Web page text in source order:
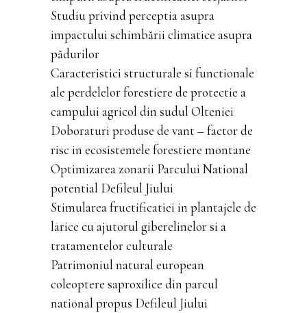
Studiu privind perceptia asupra
impactului schimbării climatice asupra
pădurilor
Caracteristici structurale si functionale
ale perdelelor forestiere de protectie a
campului agricol din sudul Olteniei
Doboraturi produse de vant – factor de
risc in ecosistemele forestiere montane
Optimizarea zonarii Parcului National
potential Defileul Jiului
Stimularea fructificatiei in plantajele de
larice cu ajutorul giberelinelor si a
tratamentelor culturale
Patrimoniul natural european
coleoptere saproxilice din parcul
national propus Defileul Jiului